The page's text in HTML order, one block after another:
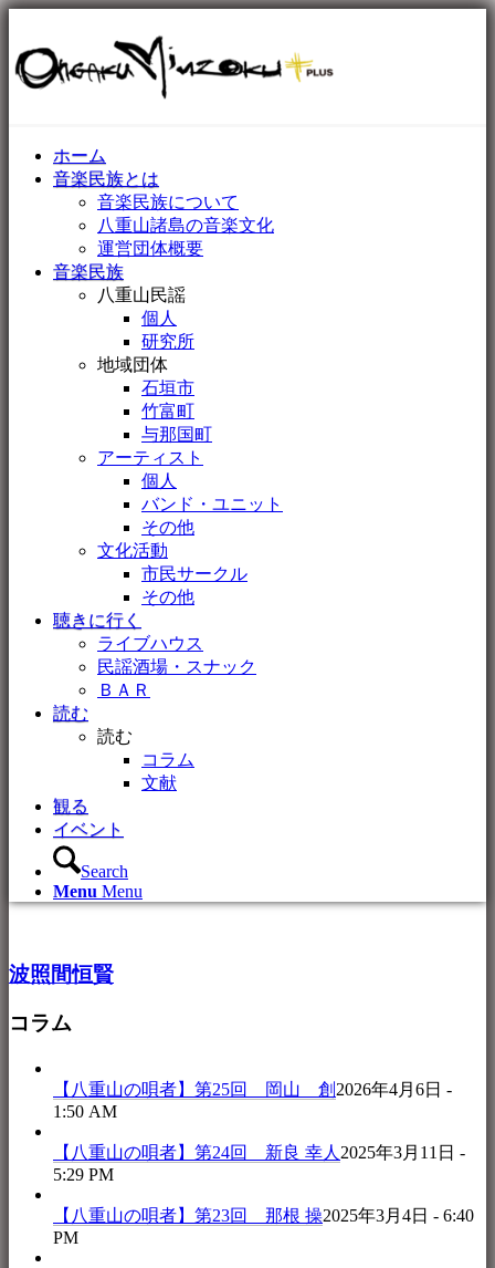
ホーム
音楽民族とは
音楽民族について
八重山諸島の音楽文化
運営団体概要
音楽民族
八重山民謡
個人
研究所
地域団体
石垣市
竹富町
与那国町
アーティスト
個人
バンド・ユニット
その他
文化活動
市民サークル
その他
聴きに行く
ライブハウス
民謡酒場・スナック
ＢＡＲ
読む
読む
コラム
文献
観る
イベント
Search
Menu Menu
波照間恒賢
コラム
【八重山の唄者】第25回 岡山 創 2026年4月6日 -
1:50 AM
【八重山の唄者】第24回 新良 幸人 2025年3月11日 -
5:29 PM
【八重山の唄者】第23回 那根 操2025年3月4日 - 6:40
PM